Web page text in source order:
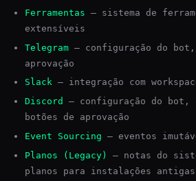
Ferramentas — sistema de
extensíveis
Telegram — configuração do
aprovação
Slack — integração com
Discord
— configuração do bot,
botões de aprovação
Event Sourcing — eventos
Planos (Legacy)
— notas do
planos para instalações antigas